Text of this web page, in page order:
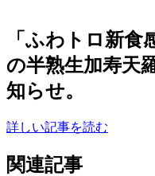
「ふわトロ新食
の半熟生加寿天
知らせ。
詳しい記事を読む
関連記事